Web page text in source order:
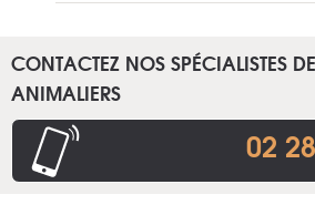
CONTACTEZ NOS SPÉCIALISTES
ANIMALIERS
02